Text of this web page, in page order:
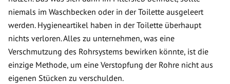
niemals im Waschbecken oder in der Toilette ausgeleert
werden. Hygieneartikel haben in der Toilette überhaupt
nichts verloren. Alles zu unternehmen, was eine
Verschmutzung des Rohrsystems bewirken könnte, ist die
einzige Methode, um eine Verstopfung der Rohre nicht aus
eigenen Stücken zu verschulden.